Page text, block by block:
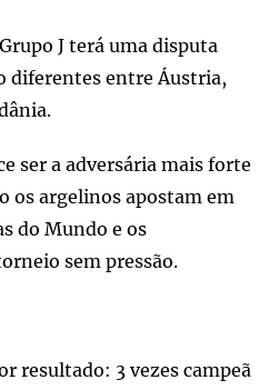
J terá uma disputa
diferentes entre Áustria,
ser a adversária mais forte
os argelinos apostam em
do Mundo e os
sem pressão.
resultado: 3 vezes campeã